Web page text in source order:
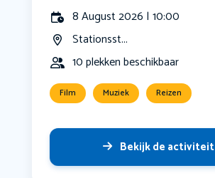
8 August 2026 | 10:00
Stationsst...
10 plekken beschikbaar
Film Muziek Reizen
Bekijk de activiteit